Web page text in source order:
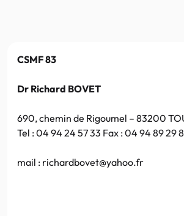
CSMF 83
Dr Richard BOVET
690, chemin de Rigoumel – 83200
Tel : 04 94 24 57 33 Fax : 04 94 89 29
mail : richardbovet@yahoo.fr